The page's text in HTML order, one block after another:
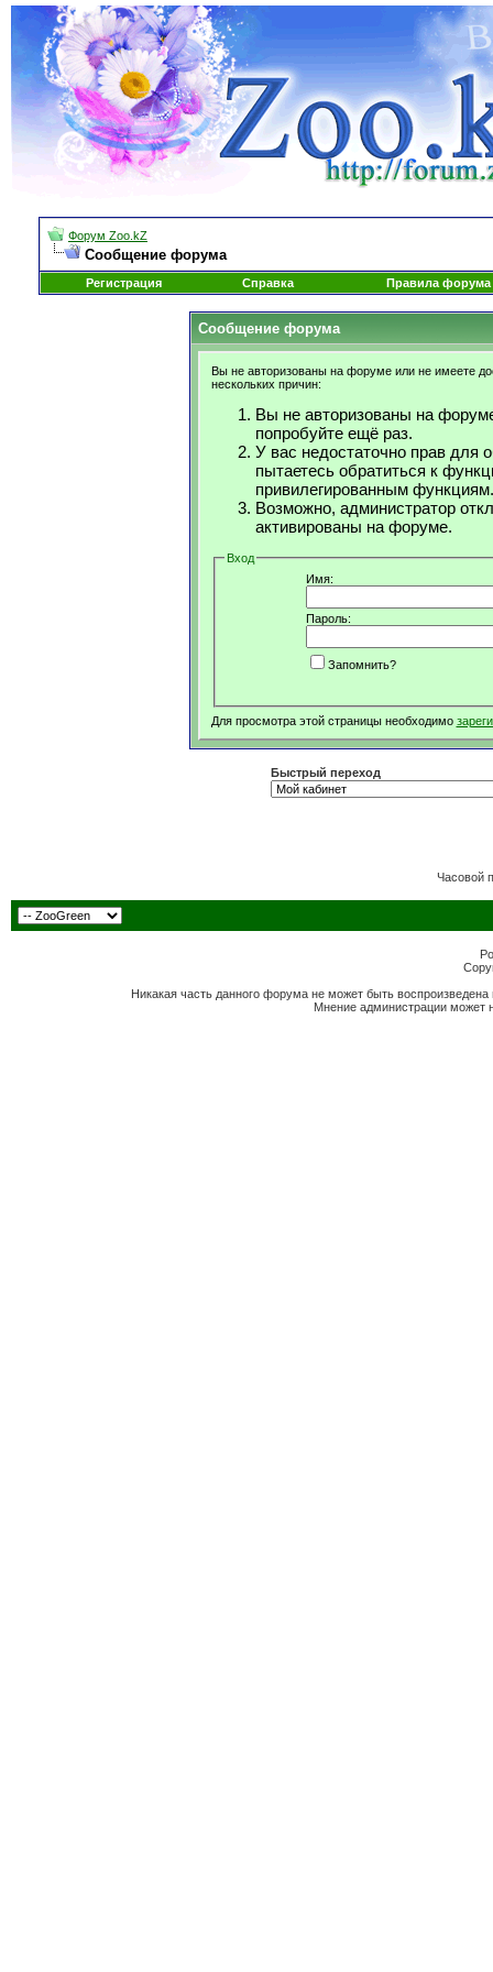
Форум Zoo.kZ
Сообщение форума
Регистрация Справка Правила форума
Сообщение форума
Вы не авторизованы на форуме или не имеете
нескольких причин:
Вы не авторизованы на
попробуйте ещё раз.
У вас недостаточно прав для
пытаетесь обратиться к
привилегированным функциям.
Возможно, администратор
активированы на форуме.
Вход
Имя:
Пароль:
Запомнить?
Для просмотра этой страницы необходимо
Быстрый переход
Часовой
Никакая часть данного форума не может быть
Мнение администрации может